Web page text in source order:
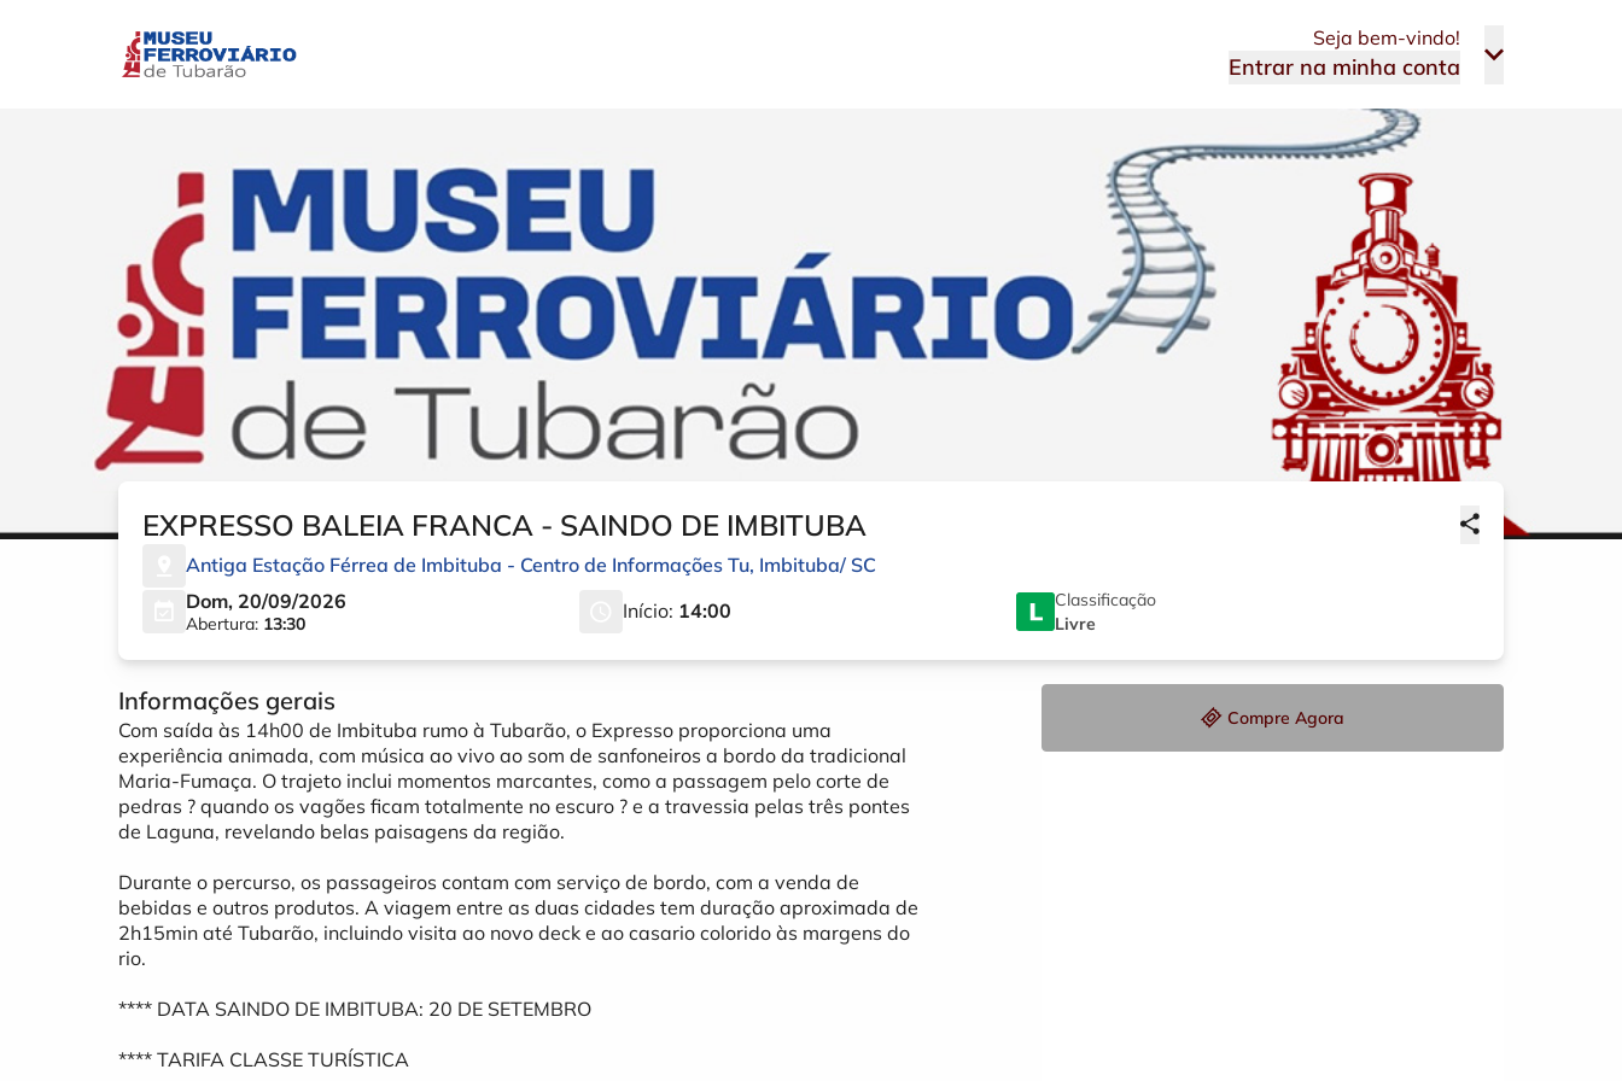
Seja bem-vindo!
Entrar na minha conta
EXPRESSO BALEIA FRANCA - SAINDO DE IMBITUBA
Antiga Estação Férrea de Imbituba - Centro de Informações Tu, Imbituba/ SC
Dom, 20/09/2026
Abertura: 13:30
Início: 14:00
Classificação
Livre
Informações gerais
Com saída às 14h00 de Imbituba rumo à Tubarão, o Expresso proporciona uma
experiência animada, com música ao vivo ao som de sanfoneiros a bordo da tradicional
Maria-Fumaça. O trajeto inclui momentos marcantes, como a passagem pelo corte de
pedras ? quando os vagões ficam totalmente no escuro ? e a travessia pelas três pontes
de Laguna, revelando belas paisagens da região.
Durante o percurso, os passageiros contam com serviço de bordo, com a venda de
bebidas e outros produtos. A viagem entre as duas cidades tem duração aproximada de
2h15min até Tubarão, incluindo visita ao novo deck e ao casario colorido às margens do
rio.
**** DATA SAINDO DE IMBITUBA: 20 DE SETEMBRO
**** TARIFA CLASSE TURÍSTICA
Compre Agora